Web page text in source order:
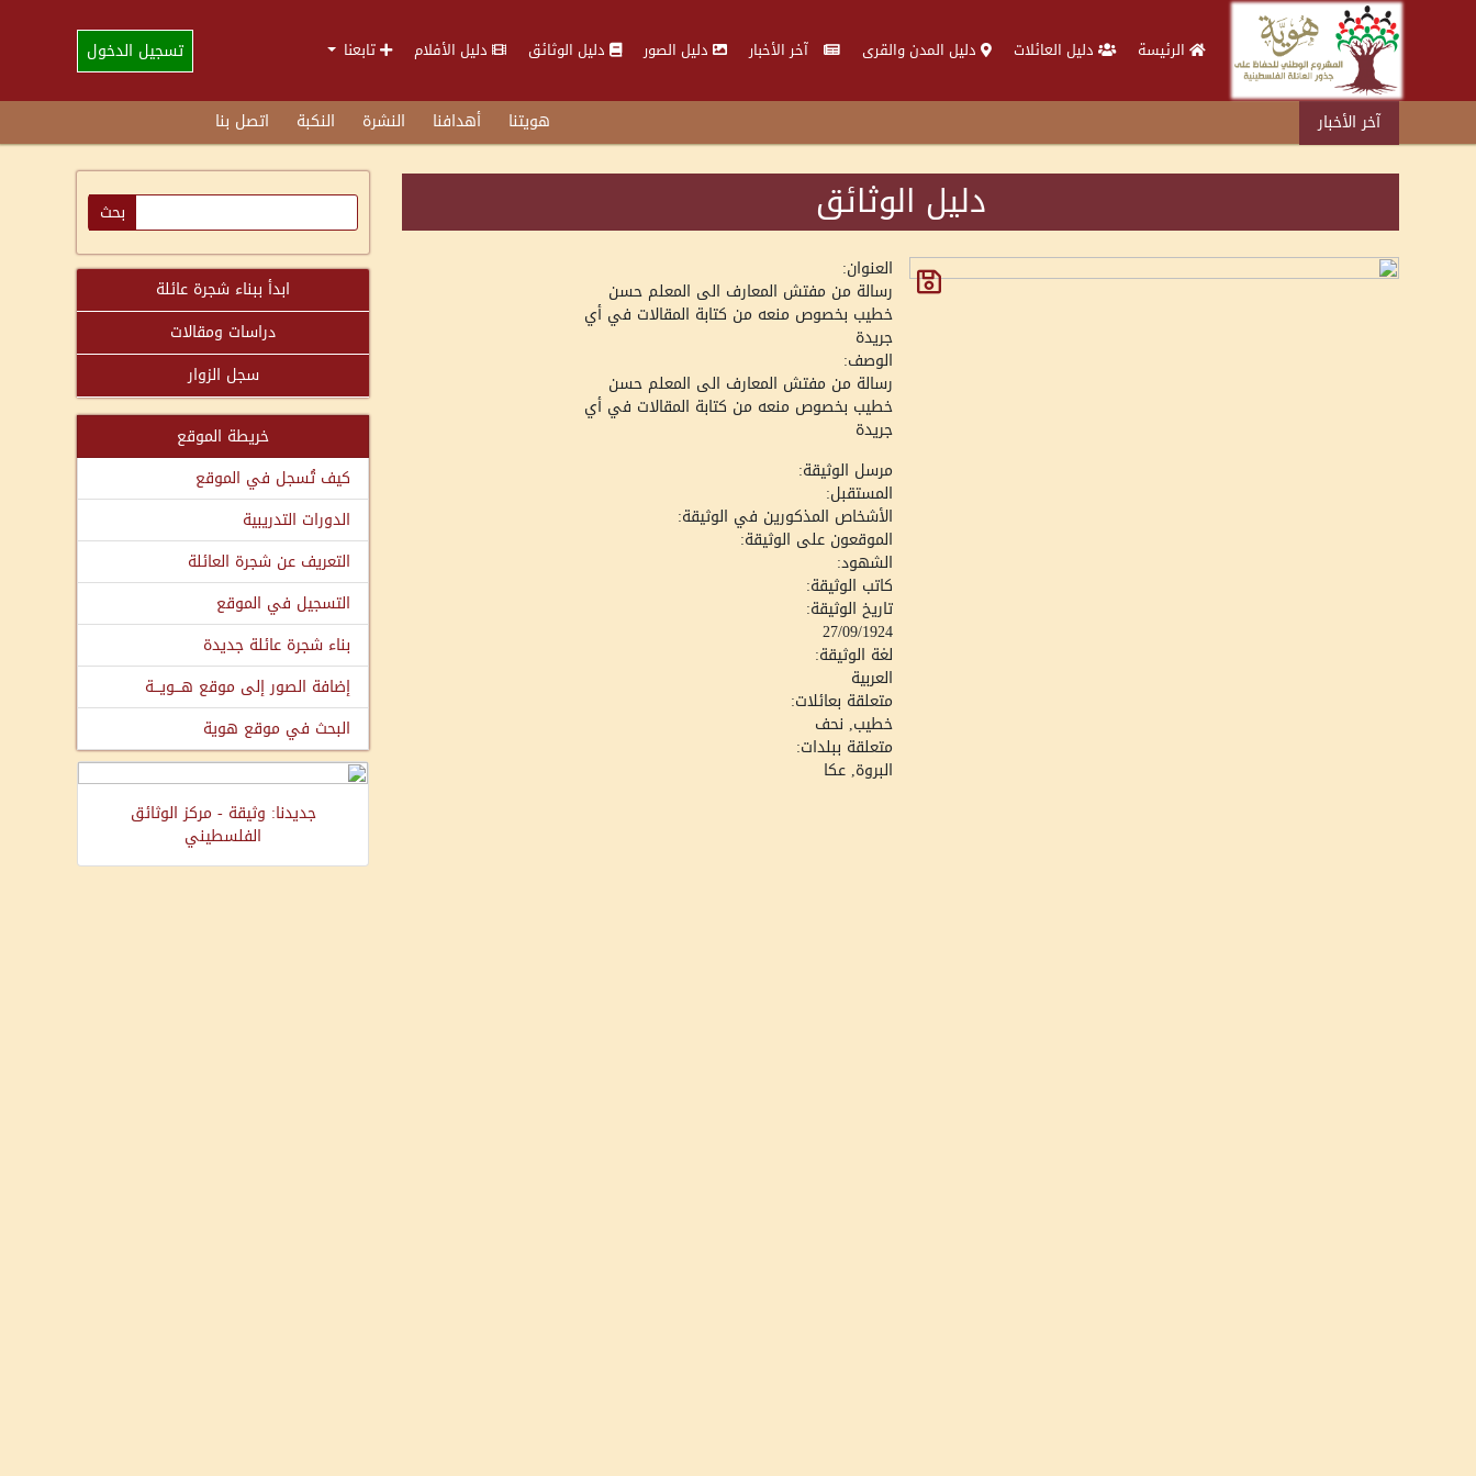
الرئيسة دليل العائلات دليل المدن والقرى آخر الأخبار دليل الصور دليل الوثائق دليل الأفلام تابعنا تسجيل الدخول
آخر الأخبار هويتنا أهدافنا النشرة النكبة اتصل بنا
دليل الوثائق
العنوان:
رسالة من مفتش المعارف الى المعلم حسن
خطيب بخصوص منعه من كتابة المقالات في أي
جريدة
الوصف:
رسالة من مفتش المعارف الى المعلم حسن
خطيب بخصوص منعه من كتابة المقالات في أي
جريدة
مرسل الوثيقة:
المستقبل:
الأشخاص المذكورين في الوثيقة:
الموقعون على الوثيقة:
الشهود:
كاتب الوثيقة:
تاريخ الوثيقة:
27/09/1924
لغة الوثيقة:
العربية
متعلقة بعائلات:
خطيب, نحف
متعلقة ببلدات:
البروة, عكا
ابدأ ببناء شجرة عائلة
دراسات ومقالات
سجل الزوار
خريطة الموقع
كيف تُسجل في الموقع
الدورات التدريبية
التعريف عن شجرة العائلة
التسجيل في الموقع
بناء شجرة عائلة جديدة
إضافة الصور إلى موقع هـــويـــة
البحث في موقع هوية
جديدنا: وثيقة - مركز الوثائق
الفلسطيني